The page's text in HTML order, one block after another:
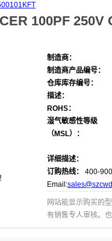
100PF 250V
制造商：
制造商产品编号：
仓库库存编号：
描述：
ROHS：
湿气敏感性等级
（MSL）：
详细描述：
订购热线：
400-
Email:
网站能显示购买的
有销售专人审核。